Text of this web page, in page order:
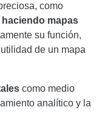
como
haciendo mapas
su función,
de un mapa
como medio
analítico y la